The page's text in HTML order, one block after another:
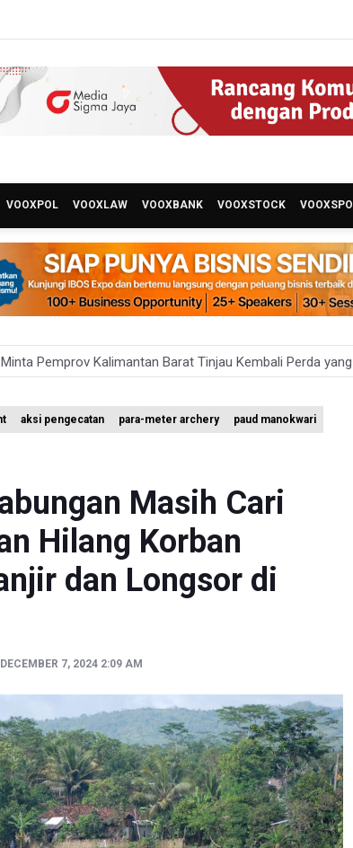
VOOXPOL VOOXLAW VOOXBANK VOOXSTOCK
Targetkan 150 Ribu Siswa Masuk Program Sekolah
Pengungkapan TPPU Eks Jampidsus Febrie Adriansyah
Periksa Febrie Adransayah sebagai Tersangka dan
Siswa Sekolah Rakyat Jadi Calon Paskibraka Nasional
aksi pengecatan para-meter archery paud manokwari
Masih Cari
Hilang Korban
dan Longsor di
7, 2024 2:09 AM